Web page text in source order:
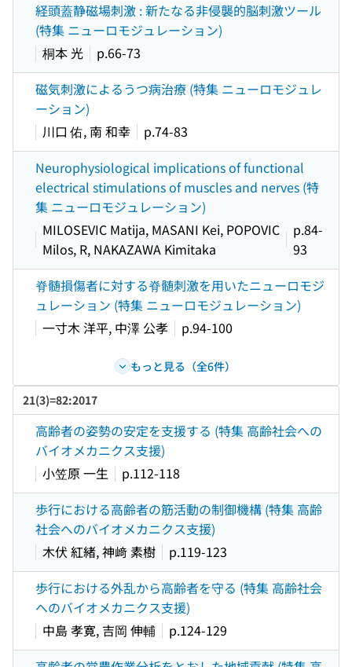
経頭蓋静磁場刺激 : 新たなる非侵襲的脳刺激ツール
(特集 ニューロモジュレーション)
桐本 光
p.66-73
磁気刺激によるうつ病治療 (特集 ニューロモジュレ
ーション)
川口 佑, 南 和幸
p.74-83
Neurophysiological implications of functional
electrical stimulations of muscles and nerves (特
集 ニューロモジュレーション)
MILOSEVIC Matija, MASANI Kei, POPOVIC
Milos, R, NAKAZAWA Kimitaka
p.84-
93
脊髄損傷者に対する脊髄刺激を用いたニューロモジ
ュレーション (特集 ニューロモジュレーション)
一寸木 洋平, 中澤 公孝
p.94-100
もっと見る（全6件）
21(3)=82:2017
高齢者の姿勢の安定を支援する (特集 高齢社会への
バイオメカニクス支援)
小笠原 一生
p.112-118
歩行における高齢者の筋活動の制御機構 (特集 高齢
社会へのバイオメカニクス支援)
木伏 紅緒, 神﨑 素樹
p.119-123
歩行における外乱から高齢者を守る (特集 高齢社会
へのバイオメカニクス支援)
中島 孝寛, 吉岡 伸輔
p.124-129